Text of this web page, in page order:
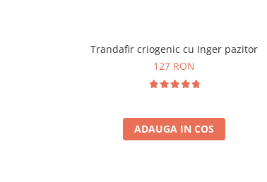
Trandafir criogenic cu Inger pazitor
127 RON
ADAUGA IN COS